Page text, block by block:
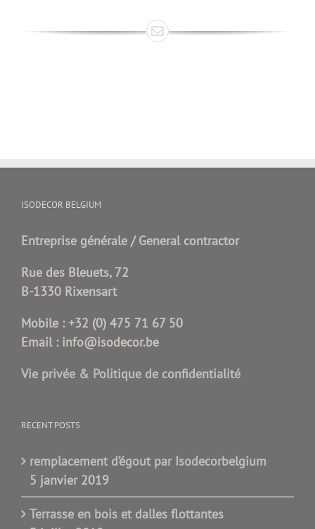
ISODECOR BELGIUM
Entreprise générale / General contractor
Rue des Bleuets, 72
B-1330 Rixensart
Mobile :+32 (0) 475 71 67 50
Email :info@isodecor.be
Vie privée & Politique de confidentialité
RECENT POSTS
remplacement d’égout par Isodecorbelgium
5 janvier 2019
Terrasse en bois et dalles flottantes